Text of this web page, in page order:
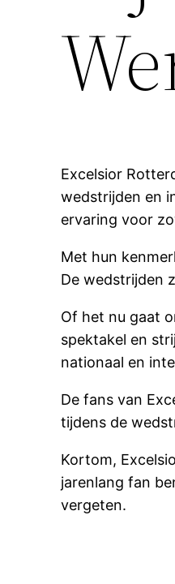
Excelsior
wedstrijden en
ervaring voor
Met hun
De wedstrijden
Of het nu gaat
spektakel en
nationaal en
De fans van
tijdens de
Kortom,
jarenlang fan
vergeten.